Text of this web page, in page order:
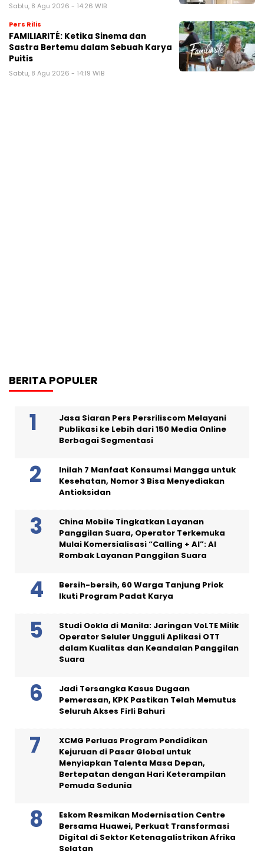
Sabtu, 8 Agu 2026 - 14:26 WIB
Pers Rilis
FAMILIARITÉ: Ketika Sinema dan
Sastra Bertemu dalam Sebuah Karya
Puitis
Sabtu, 8 Agu 2026 - 14:19 WIB
BERITA POPULER
Jasa Siaran Pers Persriliscom Melayani
Publikasi ke Lebih dari 150 Media Online
Berbagai Segmentasi
Inilah 7 Manfaat Konsumsi Mangga untuk
Kesehatan, Nomor 3 Bisa Menyediakan
Antioksidan
China Mobile Tingkatkan Layanan
Panggilan Suara, Operator Terkemuka
Mulai Komersialisasi “Calling + AI”: AI
Rombak Layanan Panggilan Suara
Bersih-bersih, 60 Warga Tanjung Priok
Ikuti Program Padat Karya
Studi Ookla di Manila: Jaringan VoLTE Milik
Operator Seluler Ungguli Aplikasi OTT
dalam Kualitas dan Keandalan Panggilan
Suara
Jadi Tersangka Kasus Dugaan
Pemerasan, KPK Pastikan Telah Memutus
Seluruh Akses Firli Bahuri
XCMG Perluas Program Pendidikan
Kejuruan di Pasar Global untuk
Menyiapkan Talenta Masa Depan,
Bertepatan dengan Hari Keterampilan
Pemuda Sedunia
Eskom Resmikan Modernisation Centre
Bersama Huawei, Perkuat Transformasi
Digital di Sektor Ketenagalistrikan Afrika
Selatan